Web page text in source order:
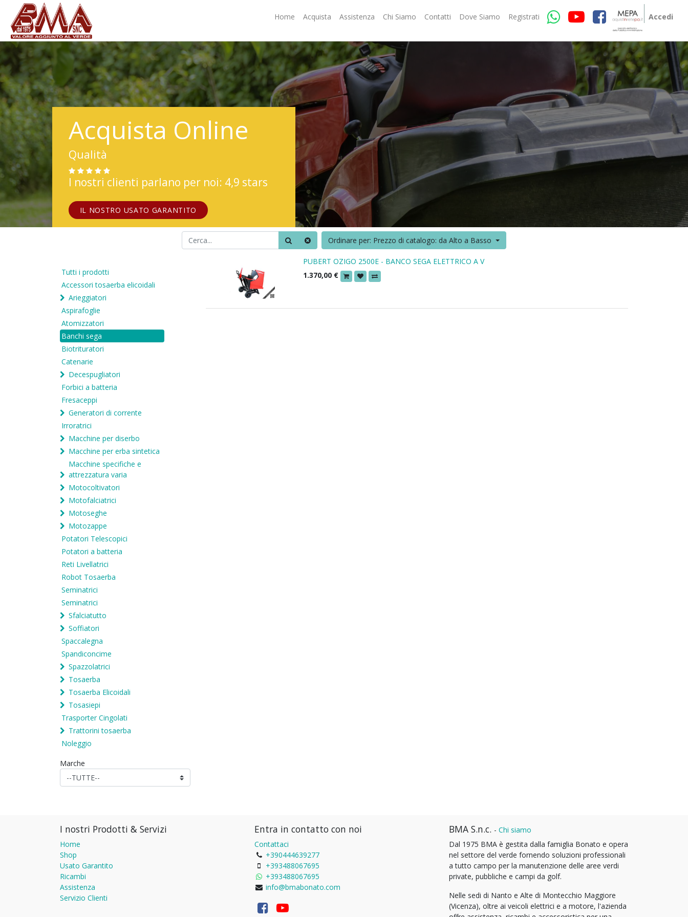
Home Acquista Assistenza Chi Siamo Contatti Dove Siamo Registrati Accedi
Acquista Online
Qualità
I nostri clienti parlano per noi: 4,9 stars
IL NOSTRO USATO GARANTITO
Ordinare per: Prezzo di catalogo: da Alto a Basso
Tutti i prodotti
Accessori tosaerba elicoidali
Arieggiatori
Aspirafoglie
Atomizzatori
Banchi sega
Biotrituratori
Catenarie
Decespugliatori
Forbici a batteria
Fresaceppi
Generatori di corrente
Irroratrici
Macchine per diserbo
Macchine per erba sintetica
Macchine specifiche e
attrezzatura varia
Motocoltivatori
Motofalciatrici
Motoseghe
Motozappe
Potatori Telescopici
Potatori a batteria
Reti Livellatrici
Robot Tosaerba
Seminatrici
Seminatrici
Sfalciatutto
Soffiatori
Spaccalegna
Spandiconcime
Spazzolatrici
Tosaerba
Tosaerba Elicoidali
Tosasiepi
Trasporter Cingolati
Trattorini tosaerba
Noleggio
Marche
PUBERT OZIGO 2500E - BANCO SEGA ELETTRICO A V
1.370,00 €
I nostri Prodotti & Servizi
Home
Shop
Usato Garantito
Ricambi
Assistenza
Servizio Clienti
Entra in contatto con noi
Contattaci
+390444639277
+393488067695
+393488067695
info@bmabonato.com
BMA S.n.c. - Chi siamo
Dal 1975 BMA è gestita dalla famiglia Bonato e opera
nel settore del verde fornendo soluzioni professionali
a tutto campo per la manutenzione delle aree verdi
private, pubbliche e campi da golf.
Nelle sedi di Nanto e Alte di Montecchio Maggiore
(Vicenza), oltre ai veicoli elettrici e a motore, l'azienda